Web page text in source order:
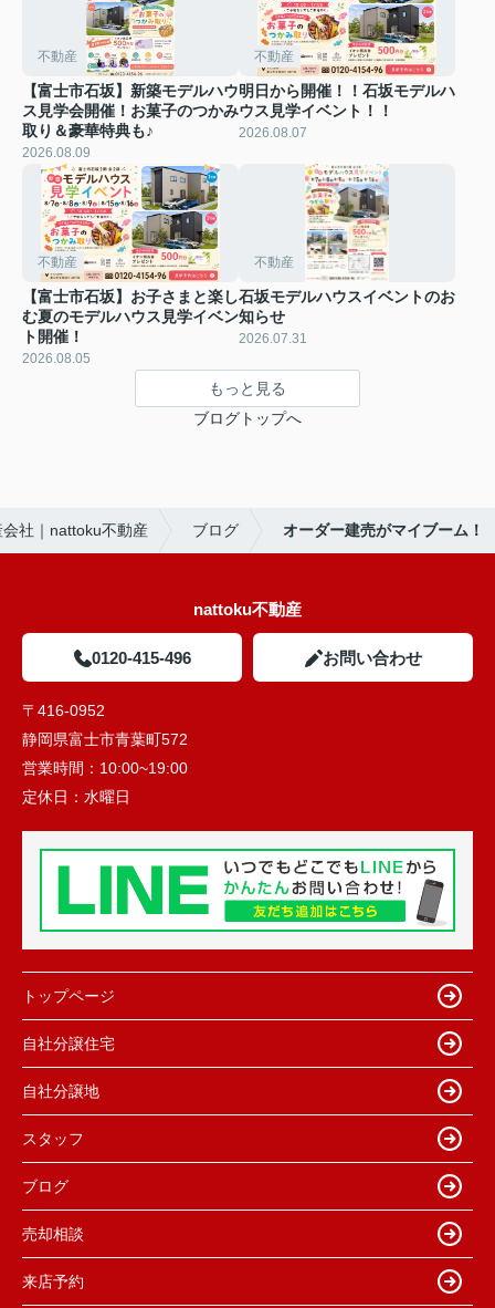
不動産
【富士市石坂】新築モデルハウ
ス見学会開催！お菓子のつかみ
取り＆豪華特典も♪
2026.08.09
不動産
明日から開催！！石坂モデルハ
ウス見学イベント！！
2026.08.07
不動産
【富士市石坂】お子さまと楽し
む夏のモデルハウス見学イベン
ト開催！
2026.08.05
不動産
石坂モデルハウスイベントのお
知らせ
2026.07.31
もっと見る
ブログトップへ
社｜nattoku不動産 ブログ オーダー建売がマイブーム！
nattoku不動産
0120-415-496 お問い合わせ
〒416-0952
静岡県富士市青葉町572
営業時間： 10:00~19:00
定休日： 水曜日
トップページ
自社分譲住宅
自社分譲地
スタッフ
ブログ
売却相談
来店予約